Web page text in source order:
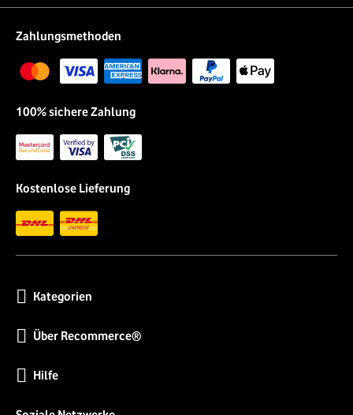
Zahlungsmethoden
100% sichere Zahlung
Kostenlose Lieferung
Kategorien
Über Recommerce®
Hilfe